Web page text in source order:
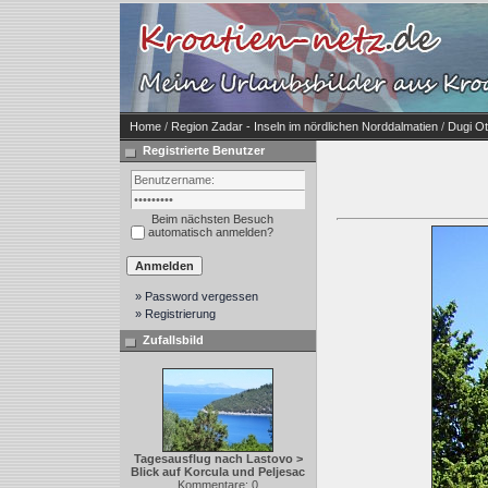
Home / Region Zadar - Inseln im nördlichen Norddalmatien / Dugi
Registrierte Benutzer
Beim nächsten Besuch
automatisch anmelden?
» Password vergessen
» Registrierung
Zufallsbild
Tagesausflug nach Lastovo >
Blick auf Korcula und Peljesac
Kommentare: 0